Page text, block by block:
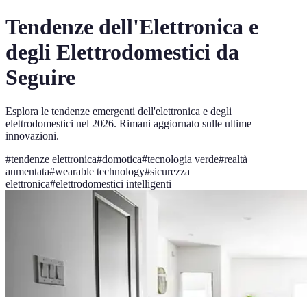
Tendenze dell'Elettronica e
degli Elettrodomestici da
Seguire
Esplora le tendenze emergenti dell'elettronica e degli
elettrodomestici nel 2026. Rimani aggiornato sulle ultime
innovazioni.
#tendenze elettronica#domotica#tecnologia verde#realtà
aumentata#wearable technology#sicurezza
elettronica#elettrodomestici intelligenti